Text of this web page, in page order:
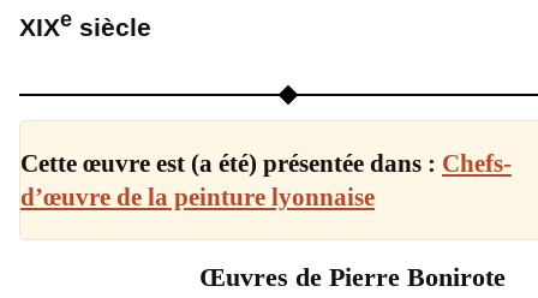
XIXe siècle
Cette œuvre est (a été) présentée dans : Chefs-
d’œuvre de la peinture lyonnaise
Œuvres de Pierre Bonirote